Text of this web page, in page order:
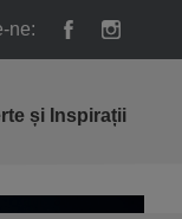
ne:
și Inspirații